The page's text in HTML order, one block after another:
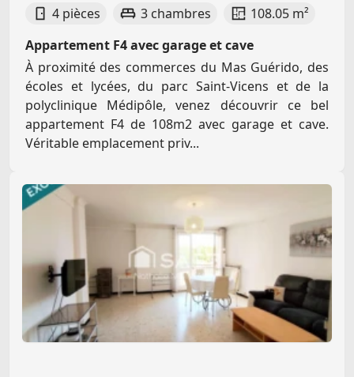
4 pièces 3 chambres
108.05 m²
Appartement F4 avec garage et cave
À proximité des commerces du Mas Guérido, des
écoles et lycées, du parc Saint-Vicens et de la
polyclinique Médipôle, venez découvrir ce bel
appartement F4 de 108m2 avec garage et cave.
Véritable emplacement priv...